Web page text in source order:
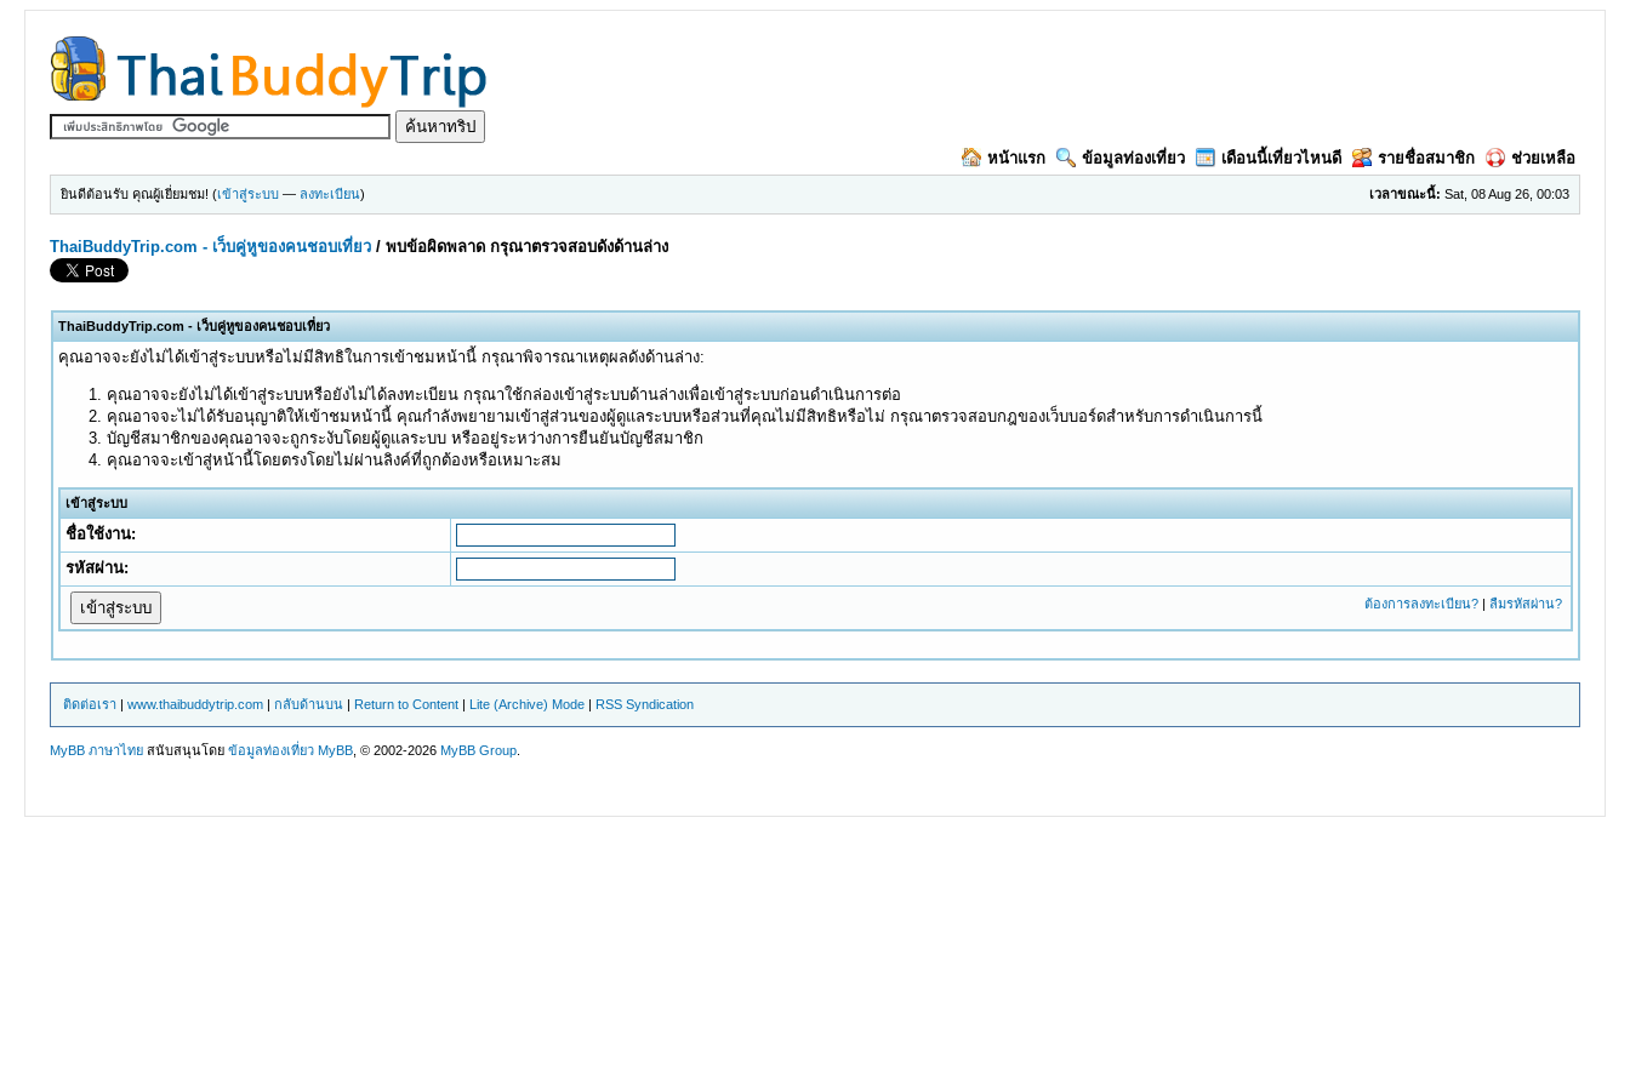
หน้าแรก ข้อมูลท่องเที่ยว เดือนนี้เที่ยวไหนดี รายชื่อสมาชิก ช่วยเหลือ
เวลาขณะนี้: Sat, 08 Aug 26, 00:03
ยินดีต้อนรับ คุณผู้เยี่ยมชม! (เข้าสู่ระบบ — ลงทะเบียน)
ThaiBuddyTrip.com - เว็บคู่หูของคนชอบเที่ยว /พบข้อผิดพลาด กรุณาตรวจสอบดังด้านล่าง
ThaiBuddyTrip.com - เว็บคู่หูของคนชอบเที่ยว
คุณอาจจะยังไม่ได้เข้าสู่ระบบหรือไม่มีสิทธิในการเข้าชมหน้านี้ กรุณาพิจารณาเหตุผลดังด้านล่าง:
คุณอาจจะยังไม่ได้เข้าสู่ระบบหรือยังไม่ได้ลงทะเบียน กรุณาใช้กล่องเข้าสู่ระบบด้านล่างเพื่อเข้าสู่ระบบก่อนดำเนินการต่อ
คุณอาจจะไม่ได้รับอนุญาติให้เข้าชมหน้านี้ คุณกำลังพยายามเข้าสู่ส่วนของผู้ดูแลระบบหรือส่วนที่คุณไม่มีสิทธิหรือไม่ กรุณาตรวจสอบกฎของเว็บบอร์ดสำหรับการดำเนินการนี้
บัญชีสมาชิกของคุณอาจจะถูกระงับโดยผู้ดูแลระบบ หรืออยู่ระหว่างการยืนยันบัญชีสมาชิก
คุณอาจจะเข้าสู่หน้านี้โดยตรงโดยไม่ผ่านลิงค์ที่ถูกต้องหรือเหมาะสม
เข้าสู่ระบบ
ชื่อใช้งาน:
รหัสผ่าน:
ต้องการลงทะเบียน?| ลืมรหัสผ่าน?
ติดต่อเรา |www.thaibuddytrip.com |กลับด้านบน | Return to Content | Lite (Archive) Mode | RSS Syndication
MyBB ภาษาไทย สนับสนุนโดยข้อมูลท่องเที่ยว MyBB , © 2002-2026MyBB Group